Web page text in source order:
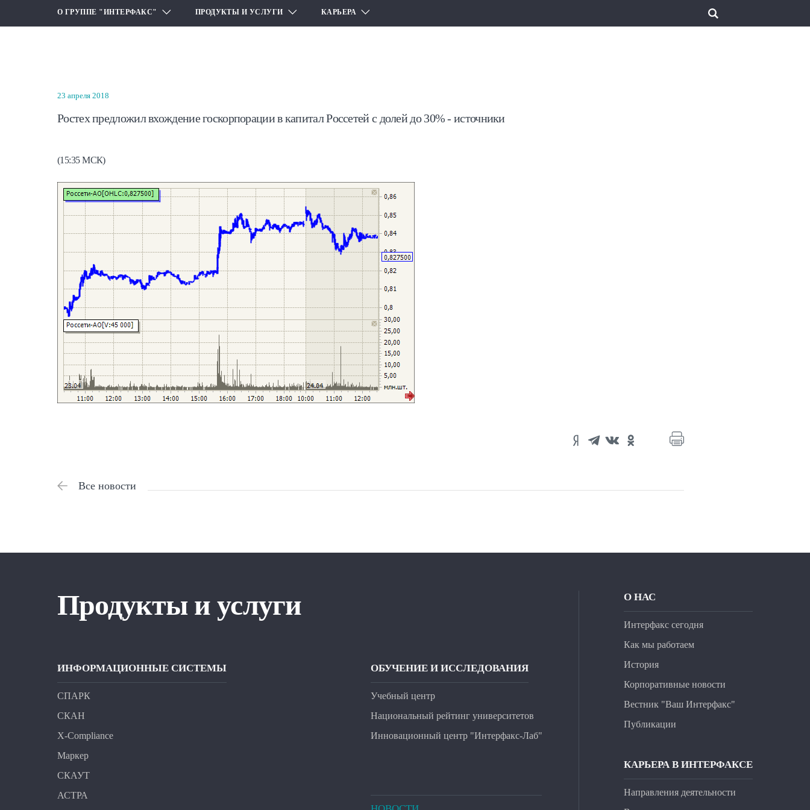
О ГРУППЕ "ИНТЕРФАКС" ПРОДУКТЫ И УСЛУГИ КАРЬЕРА
23 апреля 2018
Ростех предложил вхождение госкорпорации в капитал Россетей с долей до 30% - источники
(15:35 МСК)
Все новости
Продукты и услуги
ИНФОРМАЦИОННЫЕ СИСТЕМЫ
СПАРК
СКАН
X-Compliance
Маркер
СКАУТ
АСТРА
ОБУЧЕНИЕ И ИССЛЕДОВАНИЯ
Учебный центр
Национальный рейтинг университетов
Инновационный центр "Интерфакс-Лаб"
О НАС
Интерфакс сегодня
Как мы работаем
История
Корпоративные новости
Вестник "Ваш Интерфакс"
Публикации
КАРЬЕРА В ИНТЕРФАКСЕ
Направления деятельности